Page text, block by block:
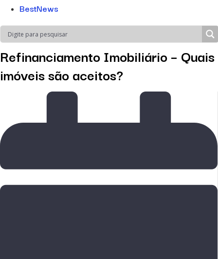
BestNews
Refinanciamento Imobiliário – Quais
imóveis são aceitos?